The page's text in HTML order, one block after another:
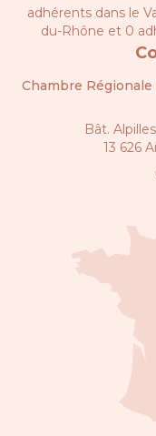
adhérents dans le
du-Rhône et 0
Chambre
Bât.
13 626